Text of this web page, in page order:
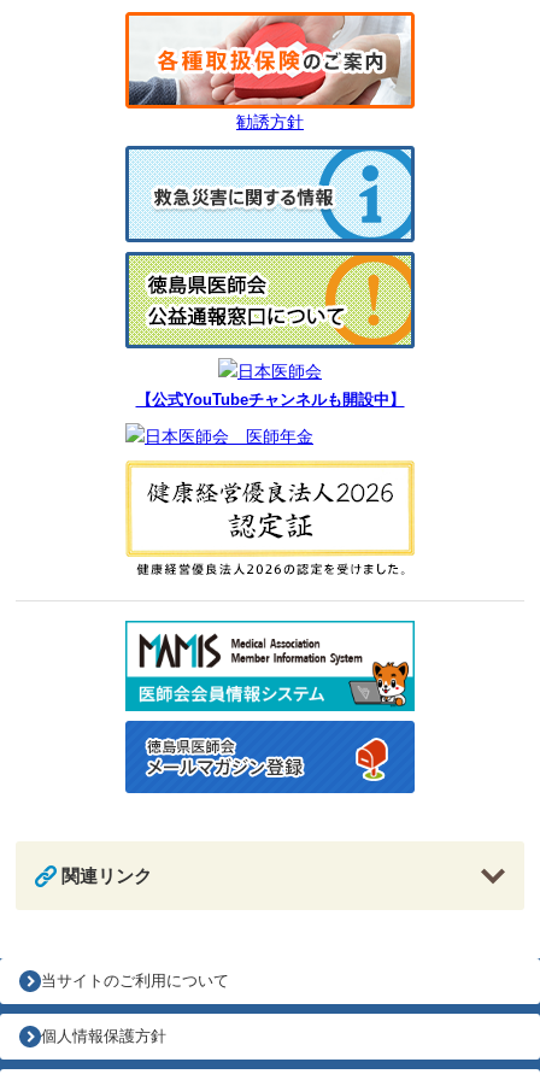
勧誘方針
【公式YouTubeチャンネルも開設中】
関連リンク
当サイトのご利用について
個人情報保護方針